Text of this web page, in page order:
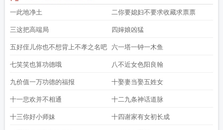
一此地净土 二你要媳妇不要求收藏求票票
三这把高端局 四婶娘凶猛
五好侄儿你也不想背上不孝之名吧 六一塔一钟一木鱼
七笑笑也算功德哦 八不近女色阳良翰
九价值一万功德的福报 十娶妻当娶五姓女
十一悲欢并不相通 十二九条神话道脉
十三你好小师妹 十四谢家有女初长成